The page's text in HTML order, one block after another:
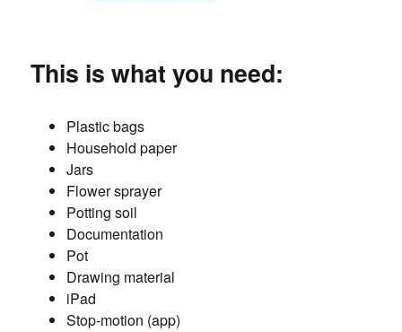
This is what you need:
Plastic bags
Household paper
Jars
Flower sprayer
Potting soil
Documentation
Pot
Drawing material
iPad
Stop-motion (app)